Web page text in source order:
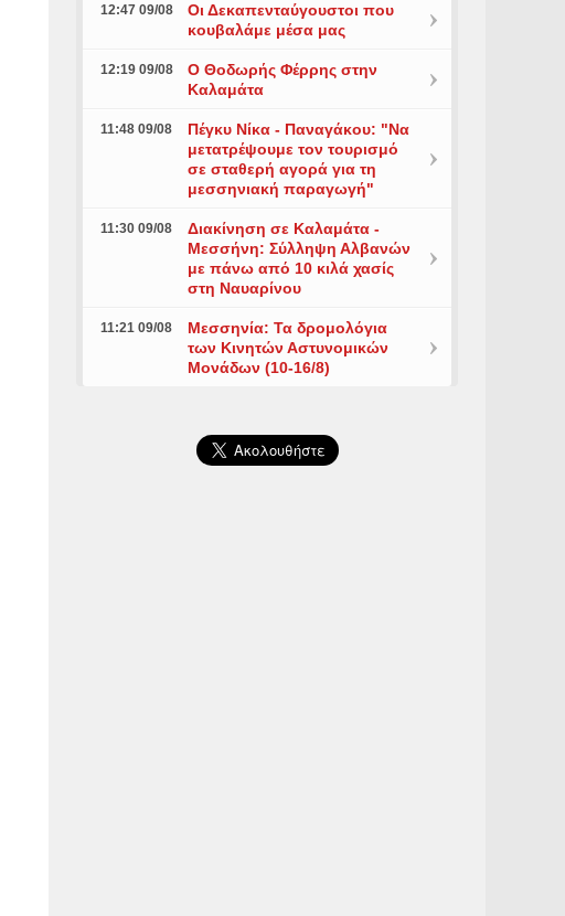
12:47 09/08
Οι Δεκαπενταύγουστοι που
κουβαλάμε μέσα μας
12:19 09/08
Ο Θοδωρής Φέρρης στην
Καλαμάτα
11:48 09/08
Πέγκυ Νίκα - Παναγάκου: "Να
μετατρέψουμε τον τουρισμό
σε σταθερή αγορά για τη
μεσσηνιακή παραγωγή"
11:30 09/08
Διακίνηση σε Καλαμάτα -
Μεσσήνη: Σύλληψη Αλβανών
με πάνω από 10 κιλά χασίς
στη Ναυαρίνου
11:21 09/08
Μεσσηνία: Τα δρομολόγια
των Κινητών Αστυνομικών
Μονάδων (10-16/8)